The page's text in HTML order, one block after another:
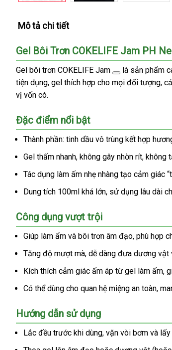
Mô tả chi tiết
Gel Bôi Trơn COKELIFE Jam PH
Gel bôi trơn COKELIFE Jam
là sản phẩm
tiện dụng, gel thích hợp cho mọi đối tượng,
vị vốn có.
Đặc điểm nổi bật
Thành phần: tinh dầu vô trùng kết hợp
Gel thấm nhanh, không gây nhờn rít, không
Tác dụng làm ấm nhẹ nhàng tạo cảm giác
Dung tích 100ml khá lớn, sử dụng lâu dài
Công dụng vượt trội
Giúp làm ẩm và bôi trơn âm đạo, phù hợp
Tăng độ mượt mà, dễ dàng đưa dương
Kích thích cảm giác ấm áp từ gel làm ấm,
Có thể dùng cho quan hệ miệng an toàn,
Hướng dẫn sử dụng
Lắc đều trước khi dùng, vặn vòi bơm và